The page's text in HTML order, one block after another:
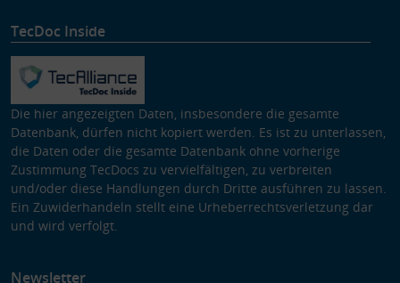
TecDoc Inside
Die hier angezeigten Daten, insbesondere die gesamte
Datenbank, dürfen nicht kopiert werden. Es ist zu unterlassen,
die Daten oder die gesamte Datenbank ohne vorherige
Zustimmung TecDocs zu vervielfältigen, zu verbreiten
und/oder diese Handlungen durch Dritte ausführen zu lassen.
Ein Zuwiderhandeln stellt eine Urheberrechtsverletzung dar
und wird verfolgt.
Newsletter